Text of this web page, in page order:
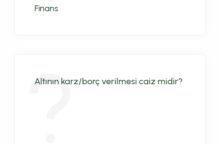
Finans
Altının karz/borç verilmesi caiz midir?